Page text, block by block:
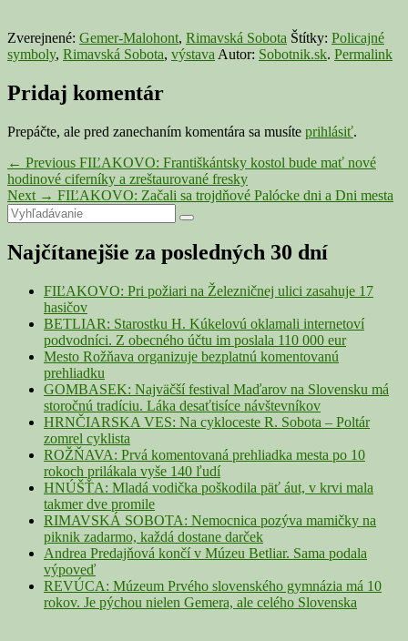
Zverejnené: Gemer-Malohont, Rimavská Sobota Štítky: Policajné
symboly, Rimavská Sobota, výstava Autor: Sobotnik.sk. Permalink
Pridaj komentár
Prepáčte, ale pred zanechaním komentára sa musíte prihlásiť.
Navigácia
v
článku
← Previous Previous
post:
FIĽAKOVO: Františkántsky kostol bude mať nové
hodinové ciferníky a zreštaurované fresky
Next → Next
post:
FIĽAKOVO: Začali sa trojdňové Palócke dni a Dni mesta
Primary
Sidebar
Widget
Area
Search
for:
Search
Najčítanejšie za posledných 30 dní
FIĽAKOVO: Pri požiari na Železničnej ulici zasahuje 17
hasičov
BETLIAR: Starostku H. Kúkelovú oklamali internetoví
podvodníci. Z obecného účtu im poslala 110 000 eur
Mesto Rožňava organizuje bezplatnú komentovanú
prehliadku
GOMBASEK: Najväčší festival Maďarov na Slovensku má
storočnú tradíciu. Láka desaťtisíce návštevníkov
HRNČIARSKA VES: Na cykloceste R. Sobota – Poltár
zomrel cyklista
ROŽŇAVA: Prvá komentovaná prehliadka mesta po 10
rokoch prilákala vyše 140 ľudí
HNÚŠŤA: Mladá vodička poškodila päť áut, v krvi mala
takmer dve promile
RIMAVSKÁ SOBOTA: Nemocnica pozýva mamičky na
piknik zadarmo, každá dostane darček
Andrea Predajňová končí v Múzeu Betliar. Sama podala
výpoveď
REVÚCA: Múzeum Prvého slovenského gymnázia má 10
rokov. Je pýchou nielen Gemera, ale celého Slovenska